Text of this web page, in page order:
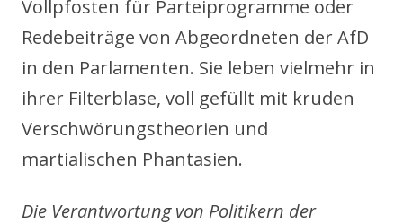
Vollpfosten für Parteiprogramme oder
Redebeiträge von Abgeordneten der AfD
in den Parlamenten. Sie leben vielmehr in
ihrer Filterblase, voll gefüllt mit kruden
Verschwörungstheorien und
martialischen Phantasien.
Die Verantwortung von Politikern der